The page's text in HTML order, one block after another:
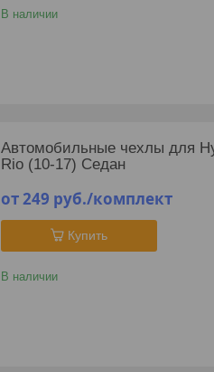
В наличии
Автомобильные чехлы для
Rio (10-17) Седан
от 249 руб./комплект
Купить
В наличии